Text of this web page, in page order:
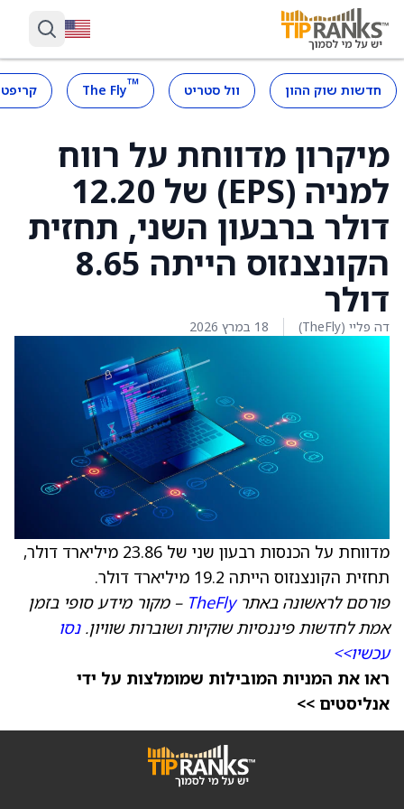
חדשות שוק ההון וול סטריט ™
The Fly
מיקרון מדווחת על רווח
למניה (EPS) של 12.20
דולר ברבעון השני, תחזית
הקונצנזוס הייתה 8.65
דולר
דה פליי (TheFly) 18 במרץ 2026
מדווחת על הכנסות רבעון שני של 23.86 מיליארד דולר,
תחזית הקונצנזוס הייתה 19.2 מיליארד דולר.
פורסם לראשונה באתרTheFly – מקור מידע סופי בזמן
אמת לחדשות פיננסיות שוקיות ושוברות שוויון.נסו
עכשיו>>
ראו את המניות המובילות שמומלצות על ידי
אנליסטים >>